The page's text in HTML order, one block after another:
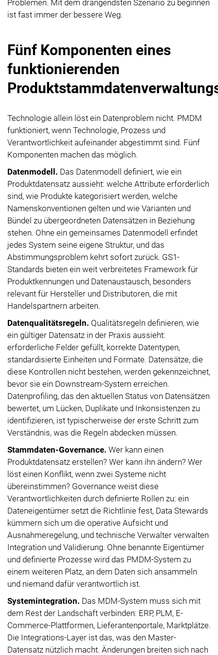
Problemen. Mit dem drängendsten Szenario zu beginnen
ist fast immer der bessere Weg.
Fünf Komponenten eines
funktionierenden
Technologie allein löst ein Datenproblem nicht. PMDM
funktioniert, wenn Technologie, Prozess und
Verantwortlichkeit aufeinander abgestimmt sind. Fünf
Komponenten machen das möglich.
Datenmodell. Das Datenmodell definiert, wie ein
Produktdatensatz aussieht: welche Attribute erforderlich
sind, wie Produkte kategorisiert werden, welche
Namenskonventionen gelten und wie Varianten und
Bündel zu übergeordneten Datensätzen in Beziehung
stehen. Ohne ein gemeinsames Datenmodell erfindet
jedes System seine eigene Struktur, und das
Abstimmungsproblem kehrt sofort zurück. GS1-
Standards bieten ein weit verbreitetes Framework für
Produktkennungen und Datenaustausch, besonders
relevant für Hersteller und Distributoren, die mit
Handelspartnern arbeiten.
Datenqualitätsregeln. Qualitätsregeln definieren, wie
ein gültiger Datensatz in der Praxis aussieht:
erforderliche Felder gefüllt, korrekte Datentypen,
standardisierte Einheiten und Formate. Datensätze, die
diese Kontrollen nicht bestehen, werden gekennzeichnet,
bevor sie ein Downstream-System erreichen.
Datenprofiling, das den aktuellen Status von Datensätzen
bewertet, um Lücken, Duplikate und Inkonsistenzen zu
identifizieren, ist typischerweise der erste Schritt zum
Verständnis, was die Regeln abdecken müssen.
Stammdaten-Governance. Wer kann einen
Produktdatensatz erstellen? Wer kann ihn ändern? Wer
löst einen Konflikt, wenn zwei Systeme nicht
übereinstimmen? Governance weist diese
Verantwortlichkeiten durch definierte Rollen zu: ein
Dateneigentümer setzt die Richtlinie fest, Data Stewards
kümmern sich um die operative Aufsicht und
Ausnahmeregelung, und technische Verwalter verwalten
Integration und Validierung. Ohne benannte Eigentümer
und definierte Prozesse wird das PMDM-System zu
einem weiteren Platz, an dem Daten sich ansammeln
und niemand dafür verantwortlich ist.
Systemintegration. Das MDM-System muss sich mit
dem Rest der Landschaft verbinden: ERP, PLM, E-
Commerce-Plattformen, Lieferantenportale, Marktplätze.
Die Integrations-Layer ist das, was den Master-
Datensatz nützlich macht. Änderungen breiten sich nach